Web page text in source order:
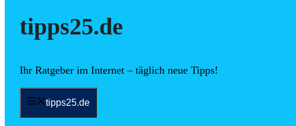
tipps25.de
Ihr Ratgeber im Internet – täglich neue Tipps!
tipps25.de